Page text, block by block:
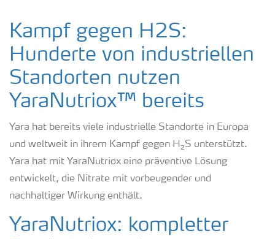
Kampf gegen H2S:
Hunderte von industriellen
Standorten nutzen
YaraNutriox™ bereits
Yara hat bereits viele industrielle Standorte in Europa
und weltweit in ihrem Kampf gegen H₂S unterstützt.
Yara hat mit YaraNutriox eine präventive Lösung
entwickelt, die Nitrate mit vorbeugender und
nachhaltiger Wirkung enthält.
YaraNutriox: kompletter